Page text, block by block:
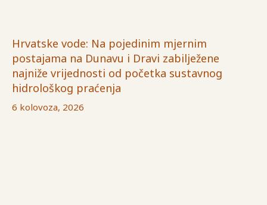
Hrvatske vode: Na pojedinim mjernim
postajama na Dunavu i Dravi zabilježene
najniže vrijednosti od početka sustavnog
hidrološkog praćenja
6 kolovoza, 2026